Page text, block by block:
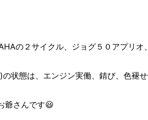
の２サイクル、ジョグ５０アプリオ
状態は、エンジン実働、錆び、色褪
爺さんです😃